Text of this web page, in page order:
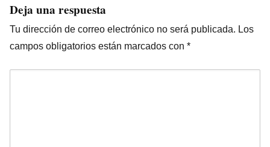
Deja una respuesta
Tu dirección de correo electrónico no será publicada. Los
campos obligatorios están marcados con *